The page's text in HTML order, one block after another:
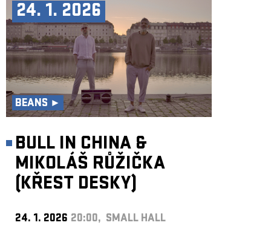
24. 1. 2026
BEANS ►
BULL IN CHINA &
MIKOLÁŠ RŮŽIČKA
(KŘEST DESKY)
24. 1. 2026 20:00, SMALL HALL